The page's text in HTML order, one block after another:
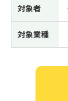
受付中のみ
対象者
対象業種